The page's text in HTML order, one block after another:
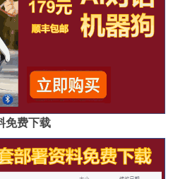
免费下载